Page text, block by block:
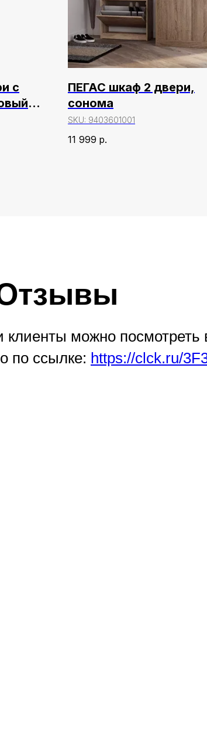
с
ПЕГАС шкаф 2 двери,
сонома
SKU: 9403601001
11 999 р.
клиенты можно
по ссылке: https://clck.ru/